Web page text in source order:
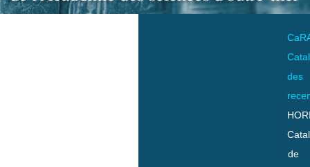
des
de